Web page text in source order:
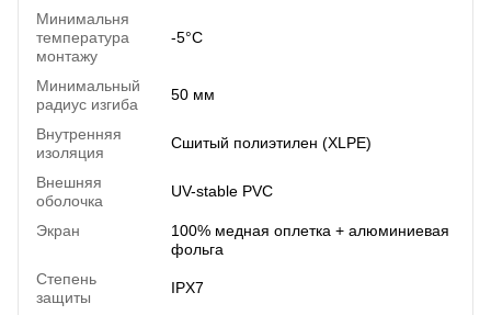
Минимальня
температура
монтажу
-5°C
Минимальный
радиус изгиба
50 мм
Внутренняя
изоляция
Сшитый полиэтилен (XLPE)
Внешняя
оболочка
UV-stable PVC
Экран
100% медная оплетка + алюминиевая
фольга
Степень
защиты
IPX7